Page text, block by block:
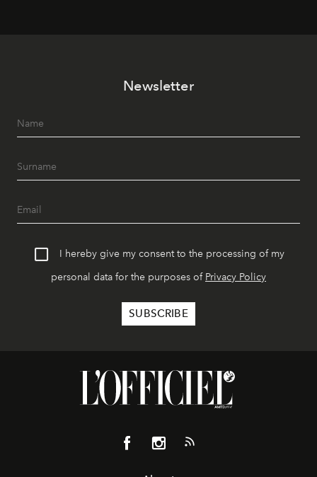
Newsletter
I hereby give my consent to the processing of my
personal data for the purposes of Privacy Policy